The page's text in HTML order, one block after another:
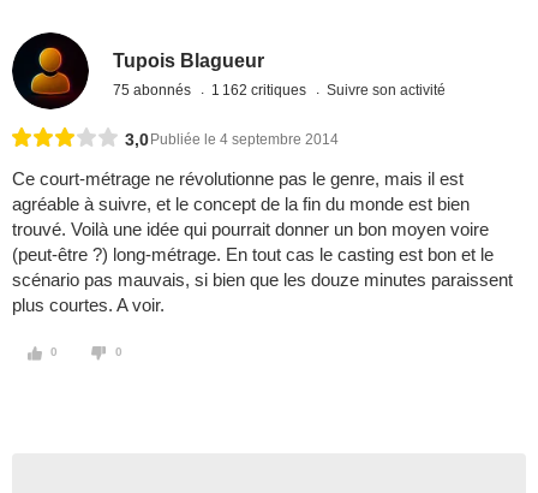
Tupois Blagueur
75 abonnés 1 162 critiques Suivre son activité
3,0 Publiée le 4 septembre 2014
Ce court-métrage ne révolutionne pas le genre, mais il est
agréable à suivre, et le concept de la fin du monde est bien
trouvé. Voilà une idée qui pourrait donner un bon moyen voire
(peut-être ?) long-métrage. En tout cas le casting est bon et le
scénario pas mauvais, si bien que les douze minutes paraissent
plus courtes. A voir.
0 0